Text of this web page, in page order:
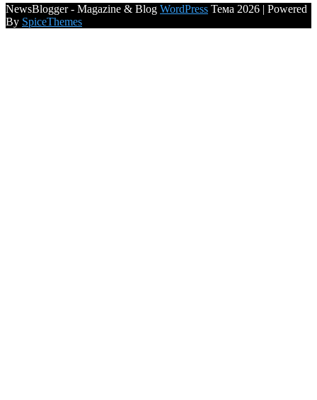
NewsBlogger - Magazine & Blog WordPress Тема 2026 | Powered
By SpiceThemes